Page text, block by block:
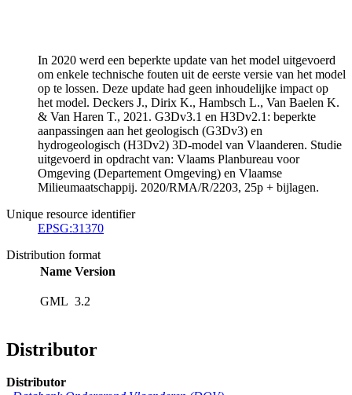
In 2020 werd een beperkte update van het model uitgevoerd
om enkele technische fouten uit de eerste versie van het model
op te lossen. Deze update had geen inhoudelijke impact op
het model. Deckers J., Dirix K., Hambsch L., Van Baelen K.
& Van Haren T., 2021. G3Dv3.1 en H3Dv2.1: beperkte
aanpassingen aan het geologisch (G3Dv3) en
hydrogeologisch (H3Dv2) 3D-model van Vlaanderen. Studie
uitgevoerd in opdracht van: Vlaams Planbureau voor
Omgeving (Departement Omgeving) en Vlaamse
Milieumaatschappij. 2020/RMA/R/2203, 25p + bijlagen.
Unique resource identifier
EPSG:31370
Distribution format
Name Version
GML 3.2
Distributor
Distributor